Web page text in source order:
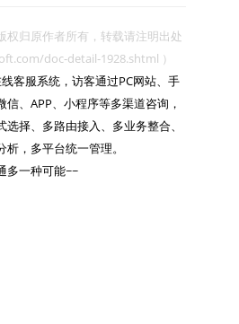
权归原作者所有，转载请注明出处
doc-detail-1928.shtml ）
客服系统，访客通过PC网站、手
、APP、小程序等多渠道咨询，
择、多路由接入、多业务整合、
，多平台统一管理。
多一种可能~~